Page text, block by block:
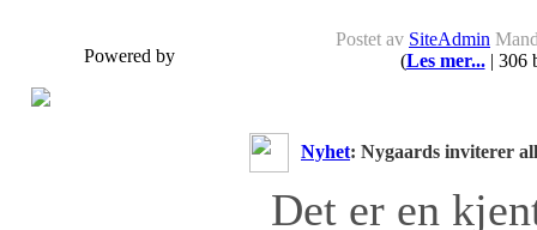
Powered by
Postet av SiteAdmin
(Les mer...| 306
Nyhet: Nygaards inviterer
Det er en